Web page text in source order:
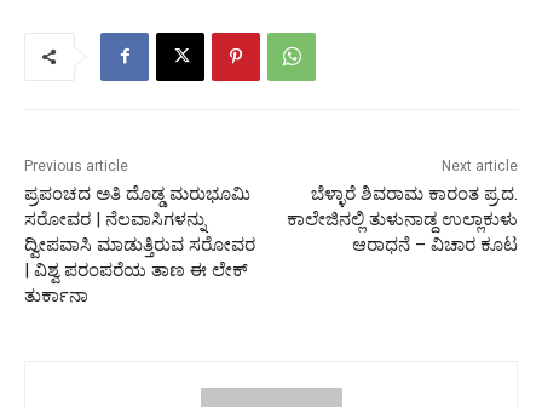
Previous article
ಪ್ರಪಂಚದ ಅತಿ ದೊಡ್ಡ ಮರುಭೂಮಿ
ಸರೋವರ | ನೆಲವಾಸಿಗಳನ್ನು
ದ್ವೀಪವಾಸಿ ಮಾಡುತ್ತಿರುವ ಸರೋವರ
| ವಿಶ್ವ ಪರಂಪರೆಯ ತಾಣ ಈ ಲೇಕ್
ತುರ್ಕಾನಾ
Next article
ಬೆಳ್ಳಾರೆ ಶಿವರಾಮ ಕಾರಂತ ಪ್ರ.ದ.
ಕಾಲೇಜಿನಲ್ಲಿ ತುಳುನಾಡ್ದ ಉಲ್ಲಾಕುಳು
ಆರಾಧನೆ – ವಿಚಾರ‌ ಕೂಟ